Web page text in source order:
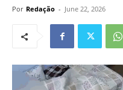
Por Redação - June 22, 2026